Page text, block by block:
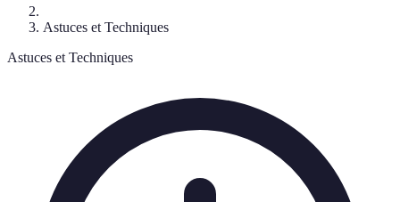
Astuces et Techniques
Astuces et Techniques